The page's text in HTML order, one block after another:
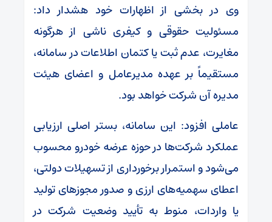
وی در بخشی از اظهارات خود هشدار داد:
مسئولیت حقوقی و کیفری ناشی از هرگونه
مغایرت، عدم ثبت یا کتمان اطلاعات در سامانه،
مستقیماً بر عهده مدیرعامل و اعضای هیئت
مدیره آن شرکت خواهد بود.
عاملی افزود: این سامانه، بستر اصلی ارزیابی
عملکرد شرکت‌ها در حوزه عرضه خودرو محسوب
می‌شود و استمرار برخورداری از تسهیلات دولتی،
اعطای سهمیه‌های ارزی و صدور مجوز‌های تولید
یا واردات، منوط به تأیید وضعیت شرکت در